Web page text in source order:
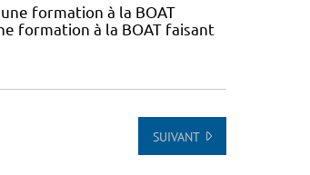
formation à la BOAT
formation à la BOAT faisant
SUIVANT